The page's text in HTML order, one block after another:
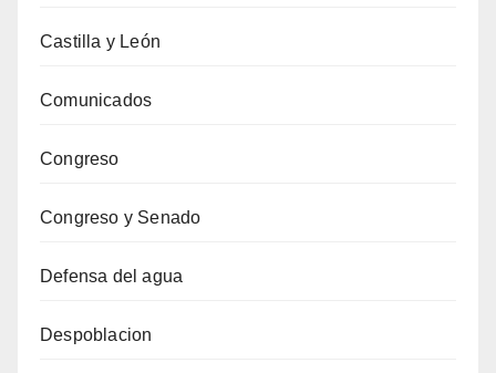
Castilla y León
Comunicados
Congreso
Congreso y Senado
Defensa del agua
Despoblacion